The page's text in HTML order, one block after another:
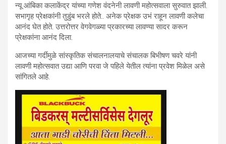
न्यू आंबिका कलाकेंद्र यांच्या गणेश वंदनेनी लावणी महोत्सवाला सुरुवात झाली.
सभागृह प्रेक्षकांनी तुडुंब भरले होते.. अनेक प्रेक्षक उभं राहून लावणी कलेचा
आनंद घेत होते. उत्तरोत्तर वेगवेगळ्या प्रकारच्या लावण्या सादर करून
प्रेक्षकांना आनंद दिला.
आजच्या गर्दीमुळे सांस्कृतिक संचालनालयाचे संचालक बिभीषण चवरे यांनी
लावणी महोत्सवात उद्या आणि परवा जे पहिले येतील त्यांना प्रवेश मिळेल असे
सांगितले आहे.